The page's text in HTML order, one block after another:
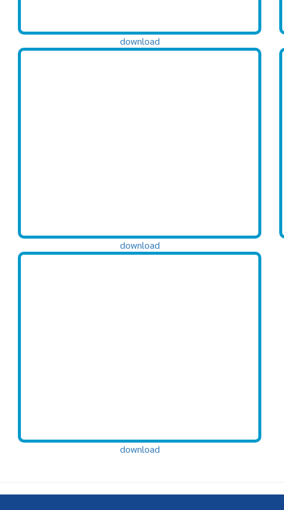
download
download
download